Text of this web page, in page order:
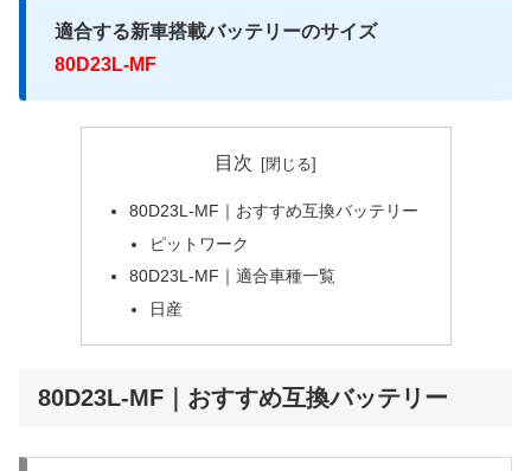
適合する新車搭載バッテリーのサイズ
80D23L-MF
目次
80D23L-MF｜おすすめ互換バッテリー
ピットワーク
80D23L-MF｜適合車種一覧
日産
80D23L-MF｜おすすめ互換バッテリー